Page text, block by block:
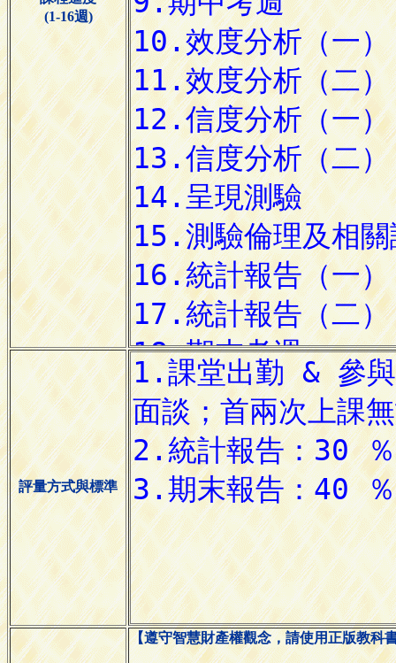
(1-16週)
評量方式與標準
【遵守智慧財產權觀念，請使用正版教科